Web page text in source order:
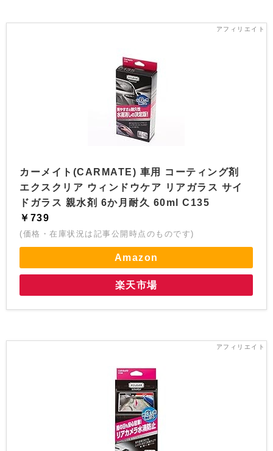
カーメイト(CARMATE) 車用 コーティング剤
エクスクリア ウィンドウケア リアガラス サイ
ドガラス 親水剤 6か月耐久 60ml C135
￥739
(価格・在庫状況は記事公開時点のものです)
Amazon
楽天市場